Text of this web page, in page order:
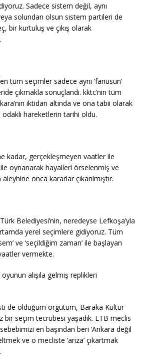
Sadece sistem değil, aynı
solundan olsun sistem partileri de
bir kurtuluş ve çıkış olarak
tüm seçimler sadece aynı ‘fanusun’
çıkmakla sonuçlandı. kktc’nin tüm
iktidarı altında ve ona tabii olarak
hareketlerin tarihi oldu.
kadar, gerçekleşmeyen vaatler ile
ile oynanarak hayalleri örselenmiş ve
aleyhine onca kararlar çıkarılmıştır.
Belediyesi’nin, neredeyse Lefkoşa’yla
yerel seçimlere gidiyoruz. Tüm
ve ‘seçildiğim zaman’ ile başlayan
vermekte.
alışıla gelmiş replikleri
de olduğum örgütüm, Baraka Kültür
bir seçim tecrübesi yaşadık. LTB meclis
en başından beri ‘Ankara değil
ve o mecliste ‘arıza’ çıkartmak